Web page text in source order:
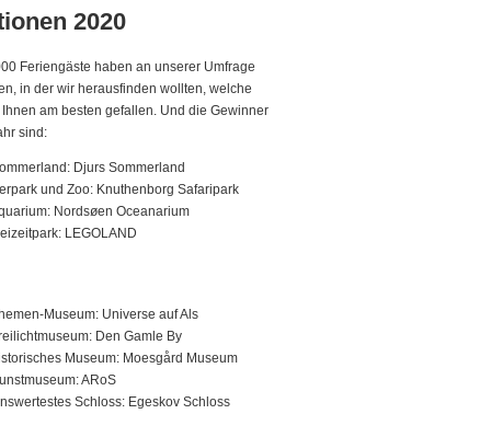
2020
Feriengäste haben an unserer Umfrage
in der wir herausfinden wollten, welche
am besten gefallen. Und die Gewinner
sind:
Djurs Sommerland
und Zoo: Knuthenborg Safaripark
Nordsøen Oceanarium
LEGOLAND
Museum: Universe auf Als
Den Gamle By
Museum: Moesgård Museum
ARoS
Schloss: Egeskov Schloss